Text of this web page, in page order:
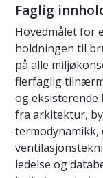
Faglig
Hovedmålet for
holdningen til
på alle
flerfaglig
og
fra arkitektur,
termodynamikk,
ledelse og